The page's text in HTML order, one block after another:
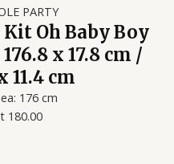
PARTY
Oh Baby Boy
x 17.8 cm /
11.4 cm
176 cm
180.00